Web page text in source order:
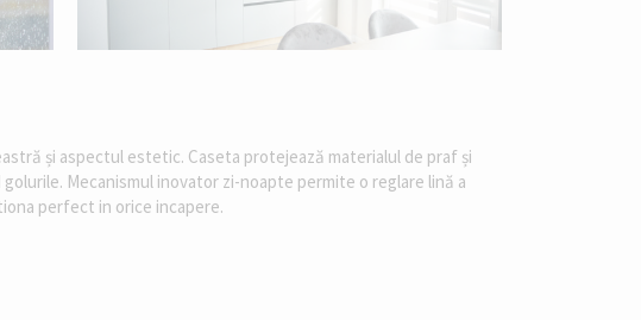
și aspectul estetic. Caseta protejează materialul de praf și
Mecanismul inovator zi-noapte permite o reglare lină a
perfect in orice incapere.